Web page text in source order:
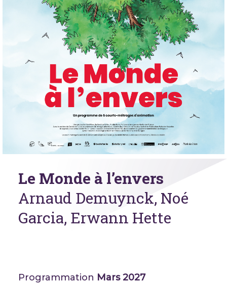
Le Monde à l’envers
Arnaud Demuynck, Noé
Garcia, Erwann Hette
Programmation Mars 2027